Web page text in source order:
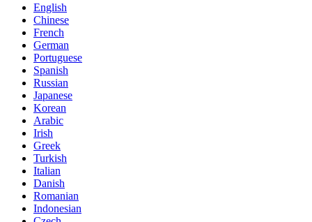
English
Chinese
French
German
Portuguese
Spanish
Russian
Japanese
Korean
Arabic
Irish
Greek
Turkish
Italian
Danish
Romanian
Indonesian